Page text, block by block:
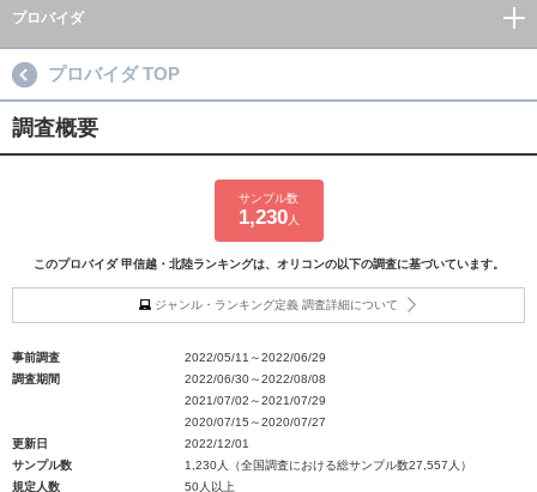
プロバイダ
プロバイダ TOP
調査概要
サンプル数
1,230人
このプロバイダ 甲信越・北陸ランキングは、オリコンの以下の調査に基づいています。
ジャンル・ランキング定義 調査詳細について
事前調査
2022/05/11～2022/06/29
調査期間
2022/06/30～2022/08/08
2021/07/02～2021/07/29
2020/07/15～2020/07/27
更新日
2022/12/01
サンプル数
1,230人（全国調査における総サンプル数27,557人）
規定人数
50人以上